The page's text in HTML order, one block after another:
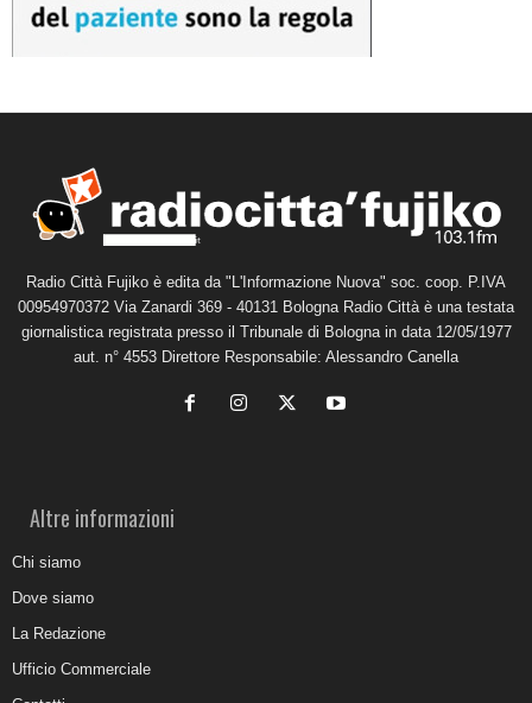
Radio Città Fujiko è edita da "L'Informazione Nuova" soc. coop. P.IVA
00954970372 Via Zanardi 369 - 40131 Bologna Radio Città è una testata
giornalistica registrata presso il Tribunale di Bologna in data 12/05/1977
aut. n° 4553 Direttore Responsabile: Alessandro Canella
Altre informazioni
Chi siamo
Dove siamo
La Redazione
Ufficio Commerciale